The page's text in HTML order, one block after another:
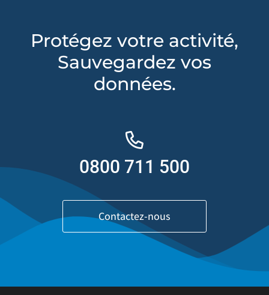
Protégez votre activité,
Sauvegardez vos
données.
0800 711 500
Contactez-nous